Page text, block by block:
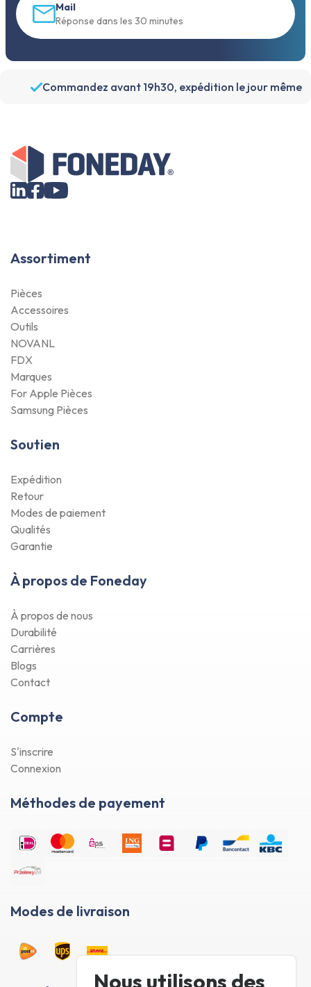
Mail
Réponse dans les 30 minutes
Commandez avant 19h30, expédition le jour même
Assortiment
Pièces
Accessoires
Outils
NOVANL
FDX
Marques
For Apple Pièces
Samsung Pièces
Soutien
Expédition
Retour
Modes de paiement
Qualités
Garantie
À propos de Foneday
À propos de nous
Durabilité
Carrières
Blogs
Contact
Compte
S'inscrire
Connexion
Méthodes de payement
Modes de livraison
Nous utilisons des